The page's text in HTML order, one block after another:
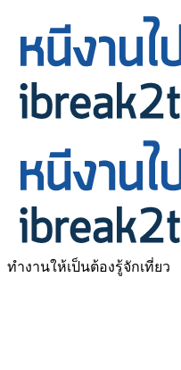
ทำงานให้เป็นต้องรู้จักเที่ยว